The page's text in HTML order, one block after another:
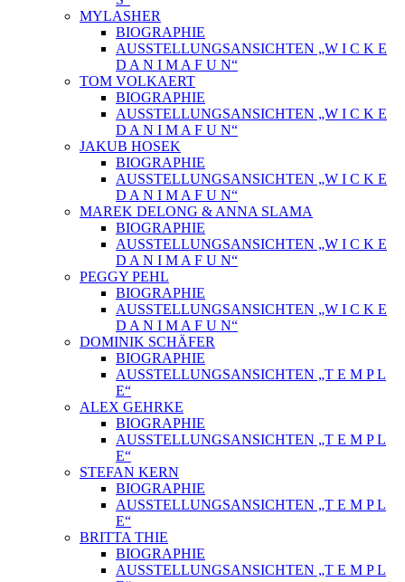
MYLASHER
BIOGRAPHIE
AUSSTELLUNGSANSICHTEN „W I C K E
D A N I M A F U N“
TOM VOLKAERT
BIOGRAPHIE
AUSSTELLUNGSANSICHTEN „W I C K E
D A N I M A F U N“
JAKUB HOSEK
BIOGRAPHIE
AUSSTELLUNGSANSICHTEN „W I C K E
D A N I M A F U N“
MAREK DELONG & ANNA SLAMA
BIOGRAPHIE
AUSSTELLUNGSANSICHTEN „W I C K E
D A N I M A F U N“
PEGGY PEHL
BIOGRAPHIE
AUSSTELLUNGSANSICHTEN „W I C K E
D A N I M A F U N“
DOMINIK SCHÄFER
BIOGRAPHIE
AUSSTELLUNGSANSICHTEN „T E M P L
E“
ALEX GEHRKE
BIOGRAPHIE
AUSSTELLUNGSANSICHTEN „T E M P L
E“
STEFAN KERN
BIOGRAPHIE
AUSSTELLUNGSANSICHTEN „T E M P L
E“
BRITTA THIE
BIOGRAPHIE
AUSSTELLUNGSANSICHTEN „T E M P L